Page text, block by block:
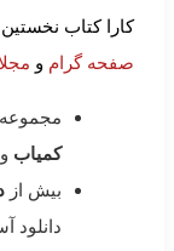
کارا کتاب
صفحه گرام و
کمیاب
بیش از
دانلود